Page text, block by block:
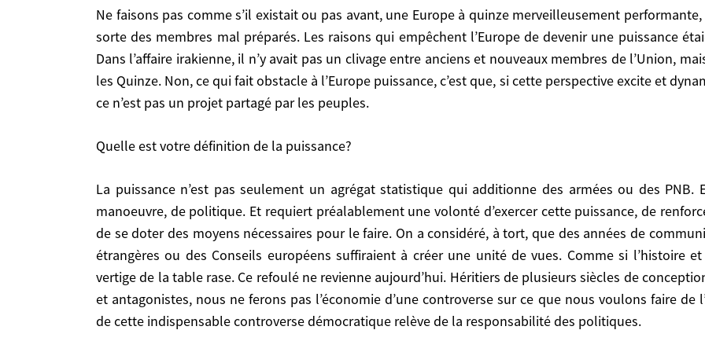
Ne faisons pas comme s’il existait ou pas avant, une Europe à quinze merveilleusement performante, menacée de paralysie par l’entrée de toute
sorte des membres mal préparés. Les raisons qui empêchent l’Europe de devenir une puissance
Dans l’affaire irakienne, il n’y avait pas un clivage entre anciens et nouveaux membres de l’Union,
les Quinze. Non, ce qui fait obstacle à l’Europe puissance, c’est que, si cette perspective excite et
ce n’est pas un projet partagé par les peuples.
Quelle est votre définition de la puissance?
La puissance n’est pas seulement un agrégat statistique qui additionne des armées ou des PNB. Elle suppose unité de commandement, de
manoeuvre, de politique. Et requiert préalablement une volonté d’exercer cette puissance, de
de se doter des moyens nécessaires pour le faire. On a considéré, à tort, que des années de
étrangères ou des Conseils européens suffiraient à créer une unité de vues. Comme si l’histoire
vertige de la table rase. Ce refoulé ne revienne aujourd’hui. Héritiers de plusieurs siècles de
et antagonistes, nous ne ferons pas l’économie d’une controverse sur ce que nous voulons faire de
de cette indispensable controverse démocratique relève de la responsabilité des politiques.
membres mal préparés. Les raisons qui empêchent l’Europe de devenir une puissance étaient
irakienne, il n’y avait pas un clivage entre anciens et nouveaux membres de l’Union, mais au moins
fait obstacle à l’Europe puissance, c’est que, si cette perspective excite et dynamise certaines élites,
Quelle est votre définition de la puissance?
politique. Et requiert préalablement une volonté d’exercer cette puissance, de renforcer l’influence de
nécessaires pour le faire. On a considéré, à tort, que des années de communiqués communs des
européens suffiraient à créer une unité de vues. Comme si l’histoire et les mentalités étaient
revienne aujourd’hui. Héritiers de plusieurs siècles de conceptions nationales différentes voire
l’économie d’une controverse sur ce que nous voulons faire de l’Europe dans le monde. Le
démocratique relève de la responsabilité des politiques.